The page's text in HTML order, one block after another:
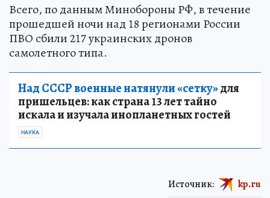
Всего, по данным Минобороны РФ, в течение
прошедшей ночи над 18 регионами России
ПВО сбили 217 украинских дронов
самолетного типа.
Над СССР военные натянули «сетку»для
пришельцев: как страна 13 лет тайно
искала и изучала инопланетных гостей
НАУКА
Источник: kp.ru